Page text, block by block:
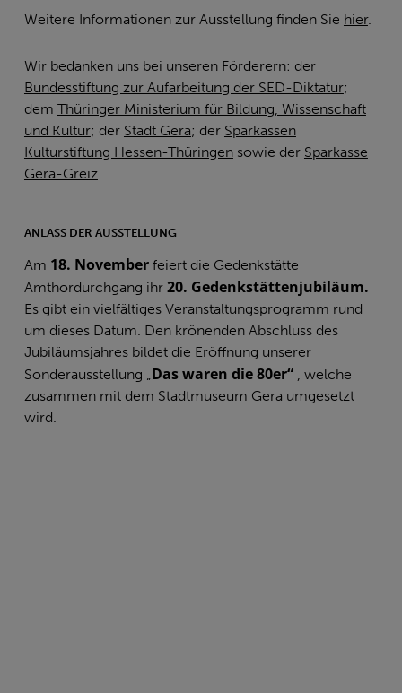
Weitere Informationen zur Ausstellung finden Sie hier.
Wir bedanken uns bei unseren Förderern: der
Bundesstiftung zur Aufarbeitung der SED-Diktatur;
dem Thüringer Ministerium für Bildung, Wissenschaft
und Kultur; der Stadt Gera; der Sparkassen
Kulturstiftung Hessen-Thüringensowie der Sparkasse
Gera-Greiz.
ANLASS DER AUSSTELLUNG
Am 18. Novemberfeiert die Gedenkstätte
Amthordurchgang ihr 20. Gedenkstättenjubiläum.
Es gibt ein vielfältiges Veranstaltungsprogramm rund
um dieses Datum. Den krönenden Abschluss des
Jubiläumsjahres bildet die Eröffnung unserer
Sonderausstellung „ Das waren die 80er“
, welche
zusammen mit dem Stadtmuseum Gera umgesetzt
wird.